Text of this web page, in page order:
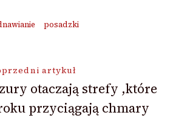
posadzki
artykuł
otaczają strefy ,które
przyciągają chmary